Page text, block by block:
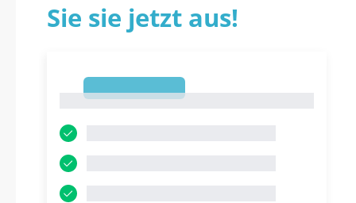
Sie sie jetzt aus!